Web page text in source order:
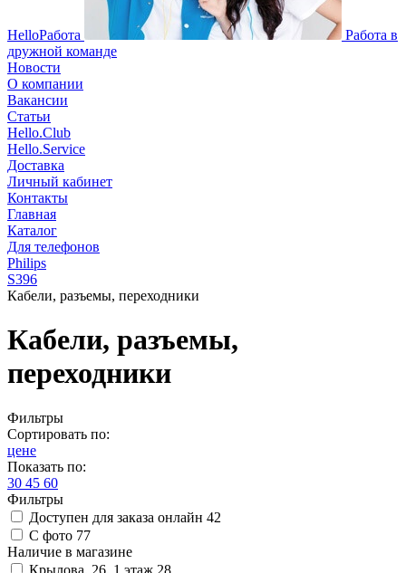
HelloРабота
Работа в
дружной команде
Новости
О компании
Вакансии
Статьи
Hello.Club
Hello.Service
Доставка
Личный кабинет
Контакты
Главная
Каталог
Для телефонов
Philips
S396
Кабели, разъемы, переходники
Кабели, разъемы,
переходники
Фильтры
Сортировать по:
цене
Показать по:
30 45 60
Фильтры
Доступен для заказа онлайн 42
С фото 77
Наличие в магазине
Крылова, 26, 1 этаж 28